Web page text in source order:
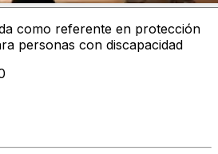
como referente en protección
personas con discapacidad